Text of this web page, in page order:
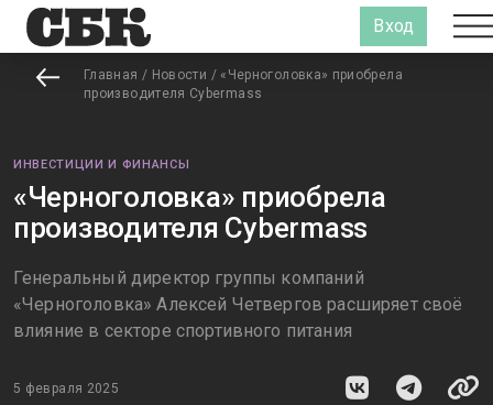
Вход
Главная / Новости / «Черноголовка» приобрела
производителя Cybermass
ИНВЕСТИЦИИ И ФИНАНСЫ
«Черноголовка» приобрела
производителя Cybermass
Генеральный директор группы компаний
«Черноголовка» Алексей Четвергов расширяет своё
влияние в секторе спортивного питания
5 февраля 2025